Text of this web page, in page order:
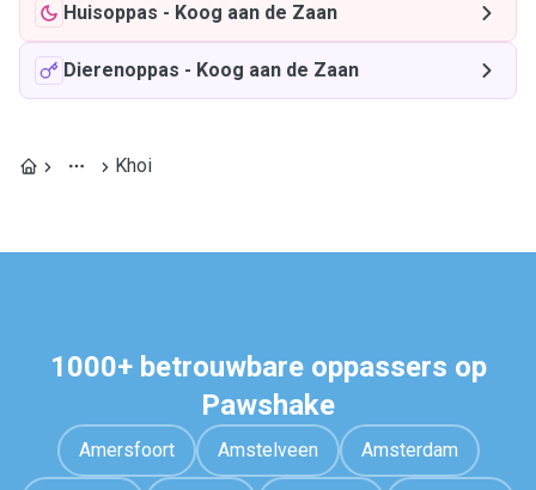
Huisoppas - Koog aan de Zaan
Dierenoppas - Koog aan de Zaan
Khoi
1000+ betrouwbare oppassers op
Pawshake
Amersfoort Amstelveen Amsterdam